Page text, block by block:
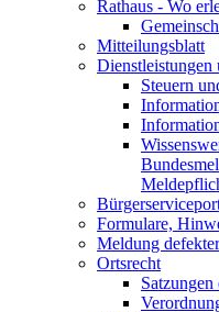
Rathaus - Wo
Mitteilungsblatt
Dienstleistungen
Steuern
Formulare,
Meldung
Ortsrecht